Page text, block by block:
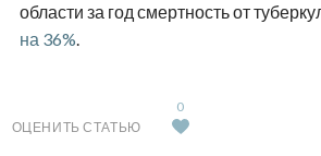
области за год смертность от
на 36%.
ОЦЕНИТЬ СТАТЬЮ
0